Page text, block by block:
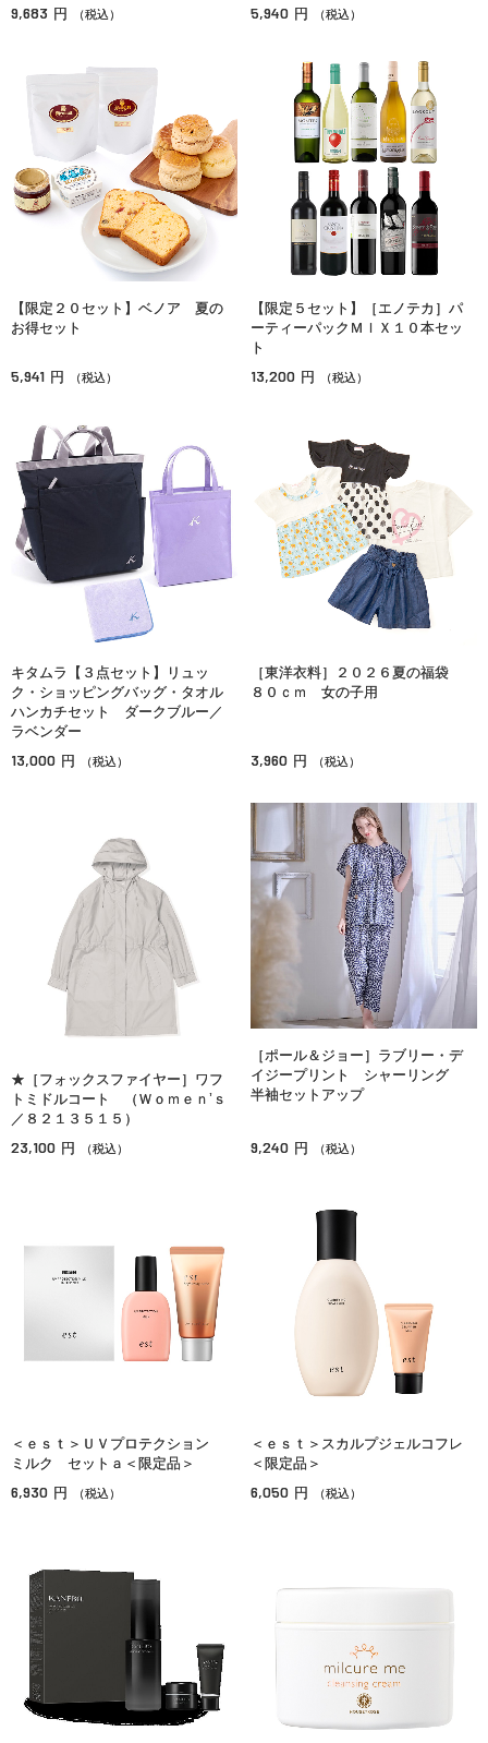
9,683 円 （税込） 5,940 円 （税込）
【限定２０セット】ベノア 夏の
お得セット
5,941 円 （税込）
【限定５セット】［エノテカ］パ
ーティーパックＭＩＸ１０本セッ
ト
13,200 円 （税込）
キタムラ【３点セット】リュッ
ク・ショッピングバッグ・タオル
ハンカチセット ダークブルー／
ラベンダー
13,000 円 （税込）
［東洋衣料］２０２６夏の福袋
８０ｃｍ 女の子用
3,960 円 （税込）
★［フォックスファイヤー］ワフ
トミドルコート （Ｗｏｍｅｎ’ｓ
／８２１３５１５）
23,100 円 （税込）
［ポール＆ジョー］ラブリー・デ
イジープリント シャーリング
半袖セットアップ
9,240 円 （税込）
＜ｅｓｔ＞ＵＶプロテクション
ミルク セットａ＜限定品＞
6,930 円 （税込）
＜ｅｓｔ＞スカルプジェルコフレ
＜限定品＞
6,050 円 （税込）